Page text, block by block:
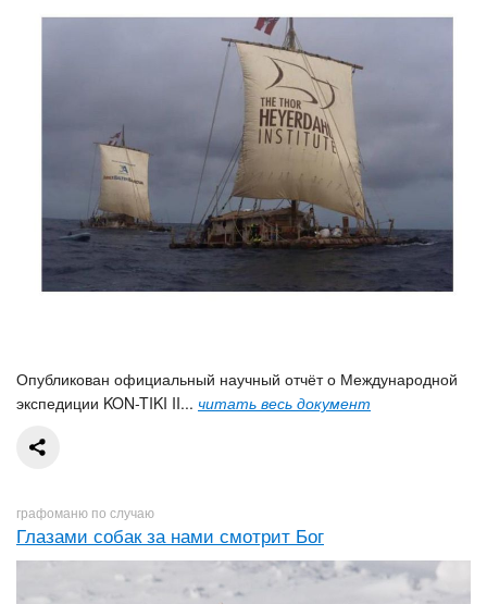
Опубликован официальный научный отчёт о Международной
экспедиции KON-TIKI II... читать весь документ
графоманю по случаю
Глазами собак за нами смотрит Бог